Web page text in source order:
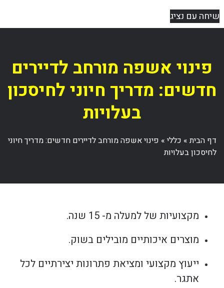
שיחה עם נציג
פינוי אשפה מורחב לדיירים
חדשים: מדריך חיוני לחיסכון
בעלויות
דף הבית» כללי» פינוי אשפה מורחב לדיירים חדשים: מדריך חיוני
לחיסכון בעלויות
מקצועיות של למעלה מ- 15 שנה.
מוצרים איכותיים מובילים בשוק.
ייעוץ מקצועי ומציאת פתרונות יצירתיים לכל
אתגר.